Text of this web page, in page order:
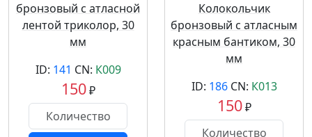
бронзовый с атласной
лентой триколор, 30
мм
ID: 141 CN: К009
150₽
Колокольчик
бронзовый с атласным
красным бантиком, 30
мм
ID: 186CN: К013
150₽